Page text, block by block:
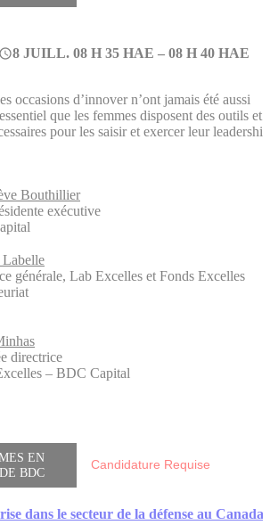
access_time8 JUILL. 08 H 35 HAE – 08 H 40 HAE
occasions d’innover n’ont jamais été aussi
que les femmes disposent des outils et
pour les saisir et exercer leur
Bouthillier
exécutive
Labelle
générale, Lab Excelles et Fonds Excelles
directrice
– BDC Capital
EN
BDC
Candidature Requise
dans le secteur de la défense au Canada